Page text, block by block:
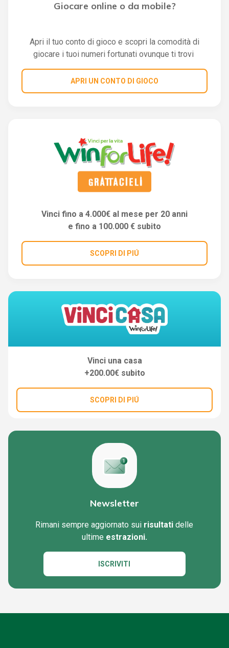
Giocare online o da mobile?
Apri il tuo conto di gioco e scopri la comodità di
giocare i tuoi numeri fortunati ovunque ti trovi
APRI UN CONTO DI GIOCO
Vinci fino a 4.000€ al mese per 20 anni
e fino a 100.000 € subito
SCOPRI DI PIÚ
Vinci una casa
+200.00€ subito
SCOPRI DI PIÚ
Newsletter
Rimani sempre aggiornato sui risultati delle
ultime estrazioni.
ISCRIVITI